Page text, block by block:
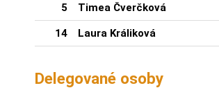
5 Timea Čverčková
14 Laura Králiková
Delegované osoby